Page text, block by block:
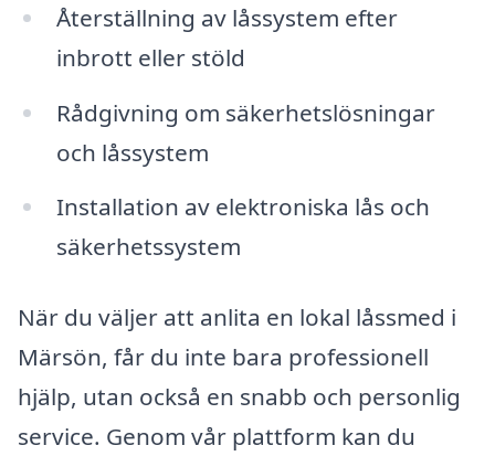
Återställning av låssystem efter
inbrott eller stöld
Rådgivning om säkerhetslösningar
och låssystem
Installation av elektroniska lås och
säkerhetssystem
När du väljer att anlita en lokal låssmed i
Märsön, får du inte bara professionell
hjälp, utan också en snabb och personlig
service. Genom vår plattform kan du